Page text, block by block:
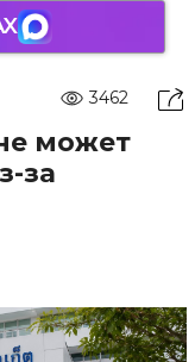
3462
может
за